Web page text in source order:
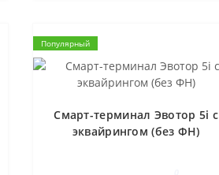
Популярный
Смарт-терминал Эвотор 5i с
эквайрингом (без ФН)